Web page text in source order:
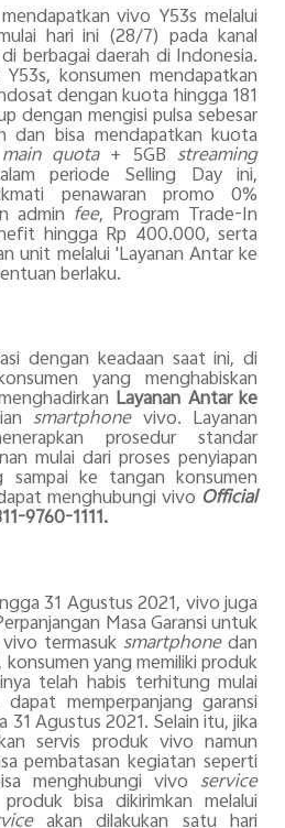
vivo Y53s melalui
hari ini (28/7) pada kanal
berbagai daerah di Indonesia.
konsumen mendapatkan
dengan kuota hingga 181
dengan mengisi pulsa sebesar
dan bisa mendapatkan kuota
main quota+ 5GB streaming
periode Selling Day ini,
penawaran promo 0%
admin fee, Program Trade-In
hingga Rp 400.000, serta
unit melalui 'Layanan Antar ke
berlaku.
dengan keadaan saat ini, di
yang menghabiskan
Layanan Antar ke
smartphone vivo. Layanan
prosedur standar
mulai dari proses penyiapan
sampai ke tangan konsumen
menghubungi vivo Official
9760-1111.
31 Agustus 2021, vivo juga
Masa Garansi untuk
termasuk smartphonedan
konsumen yang memiliki produk
telah habis terhitung mulai
memperpanjang garansi
Agustus 2021. Selain itu, jika
servis produk vivo namun
pembatasan kegiatan seperti
menghubungi vivo service
bisa dikirimkan melalui